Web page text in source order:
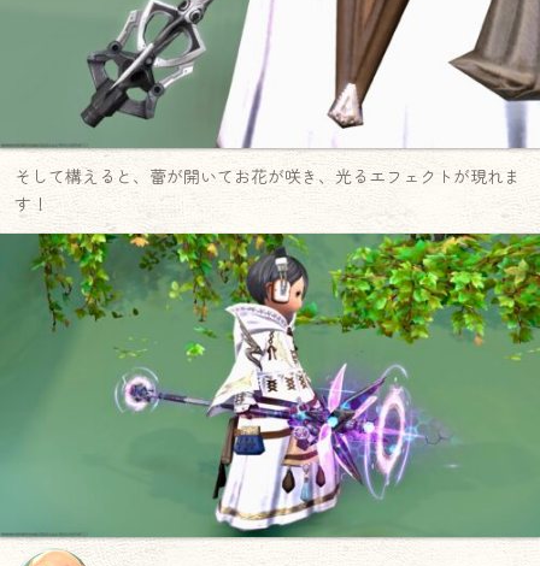
そして構えると、蕾が開いてお花が咲き、光るエフェクトが現れま
す！